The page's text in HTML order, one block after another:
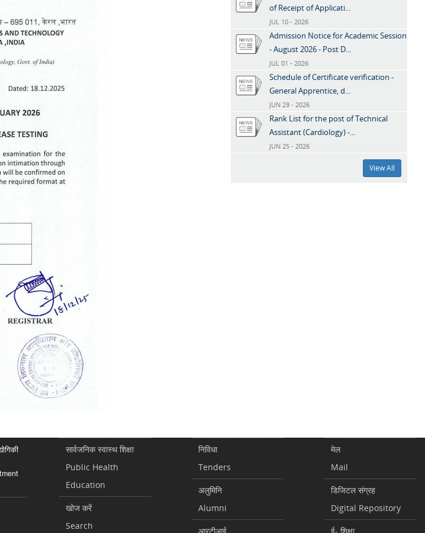
of Receipt of Applicati...
JUL 10 - 2026
Admission Notice for Academic Session
- August 2026 - Post D...
JUL 01 - 2026
Schedule of Certificate verification -
General Apprentice, d...
JUN 29 - 2026
Rank List for the post of Technical
Assistant (Cardiology) -...
JUN 25 - 2026
View All
सार्वजनिक स्वास्थ शिक्षा
Public Health
Education
खोज करें
Search
निविधा
Tenders
अलुमिनि
Alumni
मेल
Mail
डिजिटल संग्रह
Digital Repository